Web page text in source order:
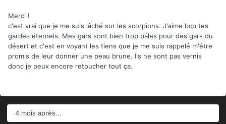
Merci !
c'est vrai que je me suis lâché sur les scorpions. J'aime bcp tes
gardes éternels. Mes gars sont bien trop pâles pour des gars du
désert et c'est en voyant les tiens que je me suis rappelé m'être
promis de leur donner une peau brune. Ils ne sont pas vernis
donc je peux encore retoucher tout ça.
4 mois après...